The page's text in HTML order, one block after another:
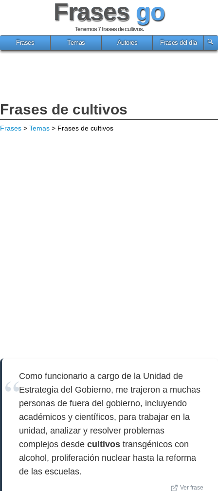
Frases go
Tenemos 7frases de cultivos.
Frases
Temas Autores Frases del día
Frases de cultivos
Frases > Temas > Frases de cultivos
Como funcionario a cargo de la Unidad de
Estrategia del Gobierno, me trajeron a muchas
personas de fuera del gobierno, incluyendo
académicos y científicos, para trabajar en la
unidad, analizar y resolver problemas
complejos desde cultivos transgénicos con
alcohol, proliferación nuclear hasta la reforma
de las escuelas.
Ver frase